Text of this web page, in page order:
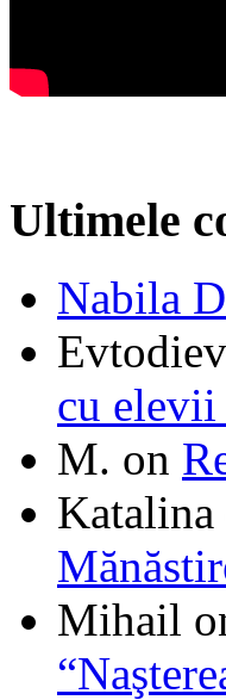
Ultimele
Nabila
Evtodiev
cu
M. on
Katalina
Mihail